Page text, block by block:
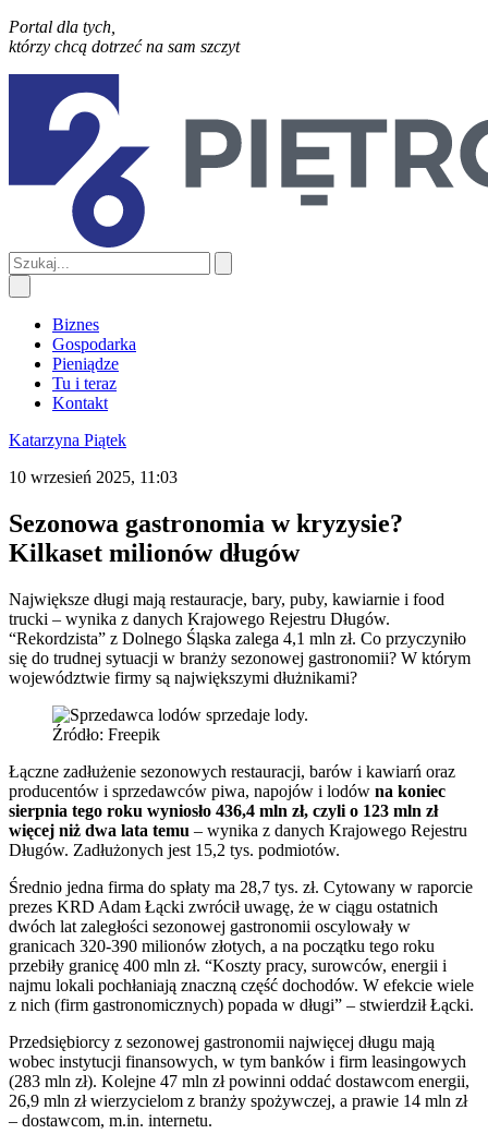
Portal dla tych,
którzy chcą dotrzeć na sam szczyt
Biznes
Gospodarka
Pieniądze
Tu i teraz
Kontakt
Katarzyna Piątek
10 wrzesień 2025, 11:03
Sezonowa gastronomia w kryzysie?
Kilkaset milionów długów
Największe długi mają restauracje, bary, puby, kawiarnie i food
trucki – wynika z danych Krajowego Rejestru Długów.
“Rekordzista” z Dolnego Śląska zalega 4,1 mln zł. Co przyczyniło
się do trudnej sytuacji w branży sezonowej gastronomii? W którym
województwie firmy są największymi dłużnikami?
Źródło: Freepik
Łączne zadłużenie sezonowych restauracji, barów i kawiarń oraz
producentów i sprzedawców piwa, napojów i lodów na koniec
sierpnia tego roku wyniosło 436,4 mln zł, czyli o 123 mln zł
więcej niż dwa lata temu – wynika z danych Krajowego Rejestru
Długów. Zadłużonych jest 15,2 tys. podmiotów.
Średnio jedna firma do spłaty ma 28,7 tys. zł. Cytowany w raporcie
prezes KRD Adam Łącki zwrócił uwagę, że w ciągu ostatnich
dwóch lat zaległości sezonowej gastronomii oscylowały w
granicach 320-390 milionów złotych, a na początku tego roku
przebiły granicę 400 mln zł. “Koszty pracy, surowców, energii i
najmu lokali pochłaniają znaczną część dochodów. W efekcie wiele
z nich (firm gastronomicznych) popada w długi” – stwierdził Łącki.
Przedsiębiorcy z sezonowej gastronomii najwięcej długu mają
wobec instytucji finansowych, w tym banków i firm leasingowych
(283 mln zł). Kolejne 47 mln zł powinni oddać dostawcom energii,
26,9 mln zł wierzycielom z branży spożywczej, a prawie 14 mln zł
– dostawcom, m.in. internetu.